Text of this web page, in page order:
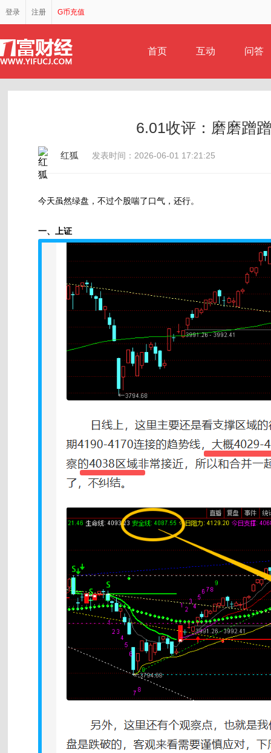
登录 注册 G币充值
首页 互动 问答
6.01收评：磨磨蹭
红狐 发表时间：2026-06-01 17:21:25
今天虽然绿盘，不过个股喘了口气，还行。
一、上证